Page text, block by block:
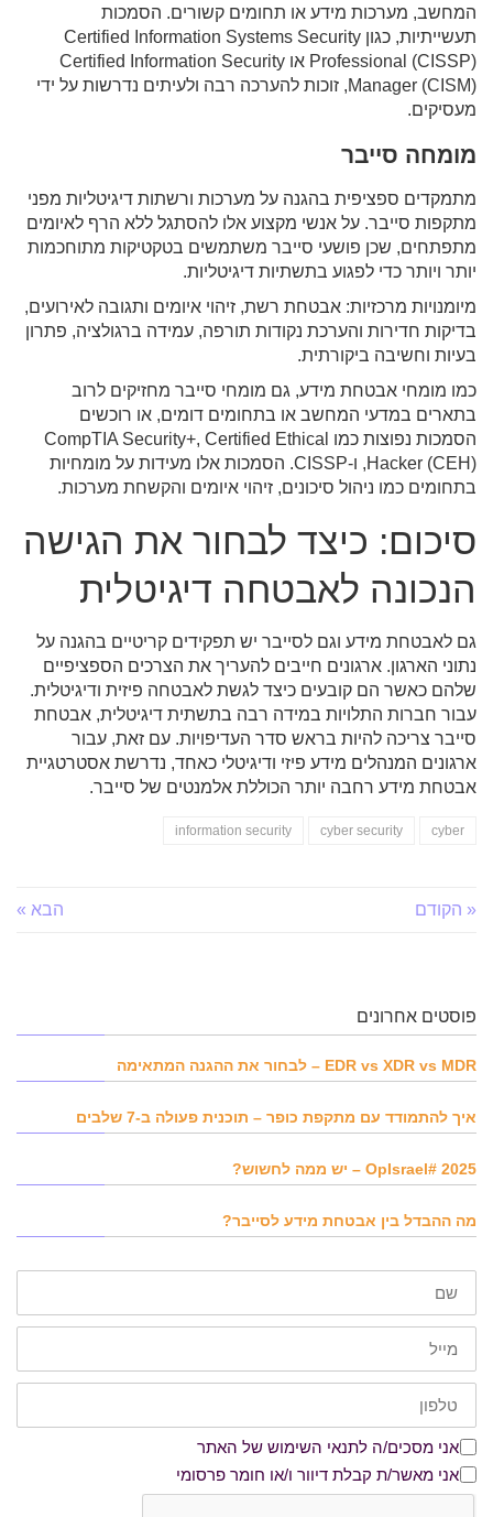
המחשב, מערכות מידע או תחומים קשורים. הסמכות
תעשייתיות, כגון Certified Information Systems Security
Professional (CISSP) או Certified Information Security
Manager (CISM), זוכות להערכה רבה ולעיתים נדרשות על ידי
מעסיקים.
מומחה סייבר
מתמקדים ספציפית בהגנה על מערכות ורשתות דיגיטליות מפני
מתקפות סייבר. על אנשי מקצוע אלו להסתגל ללא הרף לאיומים
מתפתחים, שכן פושעי סייבר משתמשים בטקטיקות מתוחכמות
יותר ויותר כדי לפגוע בתשתיות דיגיטליות.
מיומנויות מרכזיות: אבטחת רשת, זיהוי איומים ותגובה לאירועים,
בדיקות חדירות והערכת נקודות תורפה, עמידה ברגולציה, פתרון
בעיות וחשיבה ביקורתית.
כמו מומחי אבטחת מידע, גם מומחי סייבר מחזיקים לרוב
בתארים במדעי המחשב או בתחומים דומים, או רוכשים
הסמכות נפוצות כמו CompTIA Security+, Certified Ethical
Hacker (CEH), ו-CISSP. הסמכות אלו מעידות על מומחיות
בתחומים כמו ניהול סיכונים, זיהוי איומים והקשחת מערכות.
סיכום: כיצד לבחור את הגישה
הנכונה לאבטחה דיגיטלית
גם לאבטחת מידע וגם לסייבר יש תפקידים קריטיים בהגנה על
נתוני הארגון. ארגונים חייבים להעריך את הצרכים הספציפיים
שלהם כאשר הם קובעים כיצד לגשת לאבטחה פיזית ודיגיטלית.
עבור חברות התלויות במידה רבה בתשתית דיגיטלית, אבטחת
סייבר צריכה להיות בראש סדר העדיפויות. עם זאת, עבור
ארגונים המנהלים מידע פיזי ודיגיטלי כאחד, נדרשת אסטרטגיית
אבטחת מידע רחבה יותר הכוללת אלמנטים של סייבר.
cyber
cyber security
information security
« הקודם הבא »
פוסטים אחרונים
EDR vs XDR vs MDR – לבחור את ההגנה המתאימה
איך להתמודד עם מתקפת כופר – תוכנית פעולה ב-7 שלבים
OpIsrael# 2025 – יש ממה לחשוש?
מה ההבדל בין אבטחת מידע לסייבר?
שם
דוא"ל
טלפון
אני מסכים/ה לתנאי השימוש של האתר
אני מסכים/ה לתנאי השימוש של האתר
אני מאשר/ת קבלת דיוור ו/או חומר פרסומי
אני מאשר/ת קבלת דיוור ו/או חומר פרסומי